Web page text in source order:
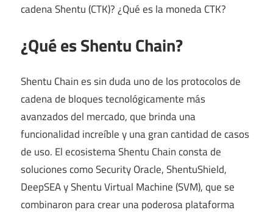
cadena Shentu (CTK)? ¿Qué es la moneda CTK?
¿Qué es Shentu Chain?
Shentu Chain es sin duda uno de los protocolos de
cadena de bloques tecnológicamente más
avanzados del mercado, que brinda una
funcionalidad increíble y una gran cantidad de casos
de uso. El ecosistema Shentu Chain consta de
soluciones como Security Oracle, ShentuShield,
DeepSEA y Shentu Virtual Machine (SVM), que se
combinaron para crear una poderosa plataforma